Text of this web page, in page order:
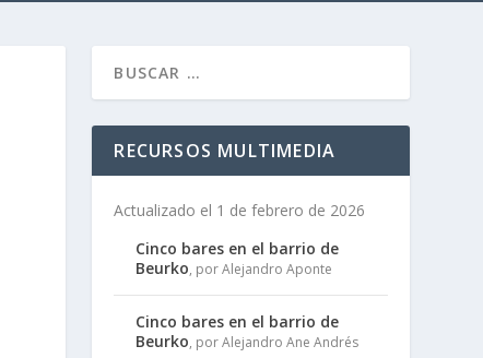
RECURSOS MULTIMEDIA
Actualizado el 1 de febrero de 2026
Cinco bares en el barrio de
Beurko, por Alejandro Aponte
Cinco bares en el barrio de
Beurko, por Alejandro Ane Andrés